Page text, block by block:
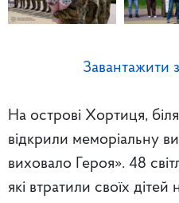
Завантажити
На острові Хортиця,
відкрили меморіальну
виховало Героя». 48
які втратили своїх